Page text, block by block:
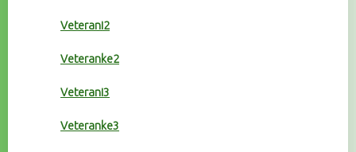
Veterani2
Veteranke2
Veterani3
Veteranke3